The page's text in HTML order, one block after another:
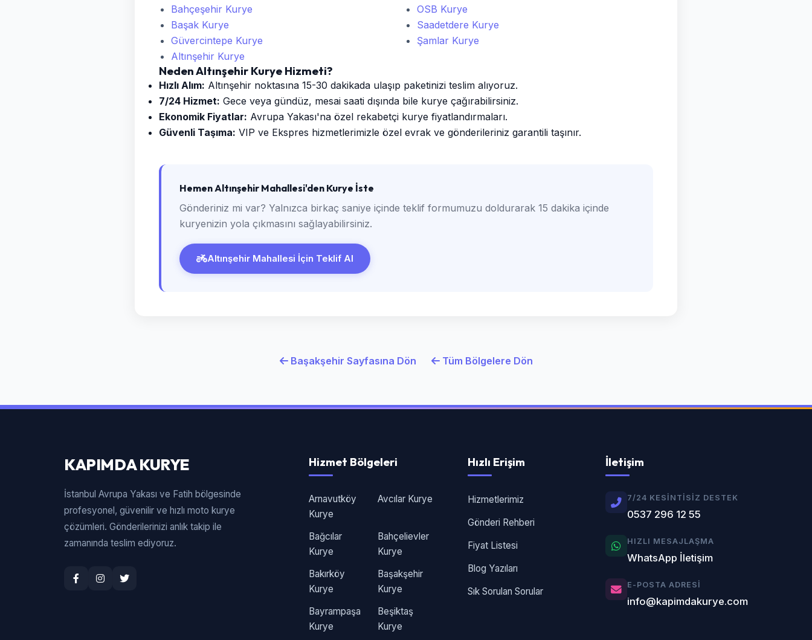
Bahçeşehir Kurye
Başak Kurye
Güvercintepe Kurye
Altınşehir Kurye
OSB Kurye
Saadetdere Kurye
Şamlar Kurye
Neden Altınşehir Kurye Hizmeti?
Hızlı Alım: Altınşehir noktasına 15-30 dakikada ulaşıp paketinizi teslim alıyoruz.
7/24 Hizmet: Gece veya gündüz, mesai saati dışında bile kurye çağırabilirsiniz.
Ekonomik Fiyatlar: Avrupa Yakası'na özel rekabetçi kurye fiyatlandırmaları.
Güvenli Taşıma: VIP ve Ekspres hizmetlerimizle özel evrak ve gönderileriniz garantili taşınır.
Hemen Altınşehir Mahallesi'den Kurye İste
Gönderiniz mi var? Yalnızca birkaç saniye içinde teklif formumuzu doldurarak 15 dakika içinde
kuryenizin yola çıkmasını sağlayabilirsiniz.
Altınşehir Mahallesi İçin Teklif Al
Başakşehir Sayfasına Dön Tüm Bölgelere Dön
KAPIMDA KURYE
İstanbul Avrupa Yakası ve Fatih bölgesinde
profesyonel, güvenilir ve hızlı moto kurye
çözümleri. Gönderilerinizi anlık takip ile
zamanında teslim ediyoruz.
Hizmet Bölgeleri
Arnavutköy
Kurye
Avcılar Kurye
Bağcılar
Kurye
Bahçelievler
Kurye
Bakırköy
Kurye
Başakşehir
Kurye
Bayrampaşa
Kurye
Beşiktaş
Kurye
Hızlı Erişim
Hizmetlerimiz
Gönderi Rehberi
Fiyat Listesi
Blog Yazıları
Sık Sorulan Sorular
İletişim
7/24 KESINTISIZ DESTEK
0537 296 12 55
HIZLI MESAJLAŞMA
WhatsApp İletişim
E-POSTA ADRESI
info@kapimdakurye.com